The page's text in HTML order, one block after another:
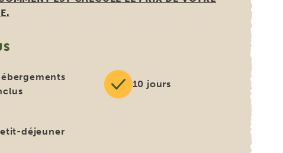
10 jours
déjeuner